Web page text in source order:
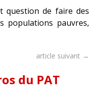
question de faire des
populations pauvres,
article suivant →
du PAT